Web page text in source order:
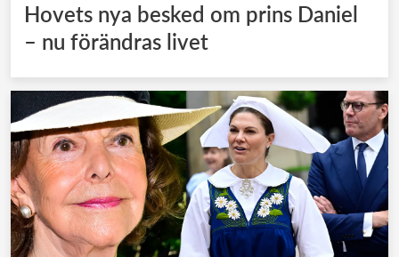
Hovets nya besked om prins Daniel
– nu förändras livet